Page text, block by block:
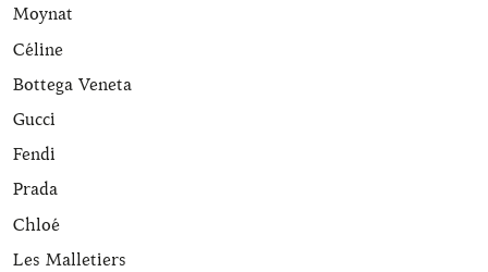
Moynat
Céline
Bottega Veneta
Gucci
Fendi
Prada
Chloé
Les Malletiers